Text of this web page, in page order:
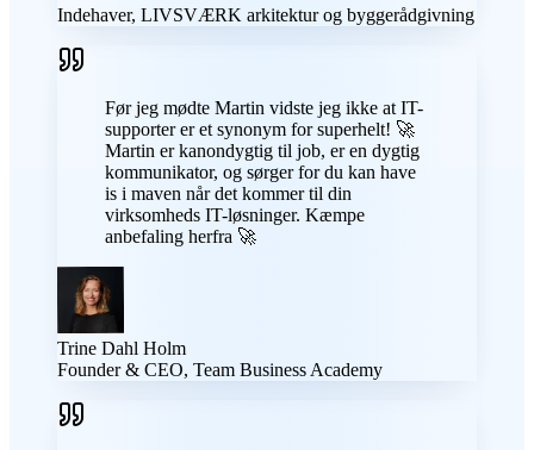
Indehaver, LIVSVÆRK arkitektur og byggerådgivning
Før jeg mødte Martin vidste jeg ikke at IT-
supporter er et synonym for superhelt! 🚀
Martin er kanondygtig til job, er en dygtig
kommunikator, og sørger for du kan have
is i maven når det kommer til din
virksomheds IT-løsninger. Kæmpe
anbefaling herfra 🚀
Trine Dahl Holm
Founder & CEO, Team Business Academy